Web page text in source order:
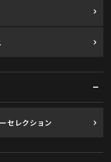
セレクション